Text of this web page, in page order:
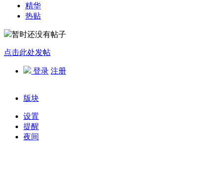
精华
热贴
暂时还没有帖子
点击此处发帖
登录 注册
版块
设置
提醒
夜间